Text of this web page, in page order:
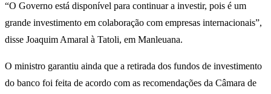
“O Governo está disponível para continuar a investir, pois é um
grande investimento em colaboração com empresas internacionais”,
disse Joaquim Amaral à Tatoli, em Manleuana.
O ministro garantiu ainda que a retirada dos fundos de investimento
do banco foi feita de acordo com as recomendações da Câmara de